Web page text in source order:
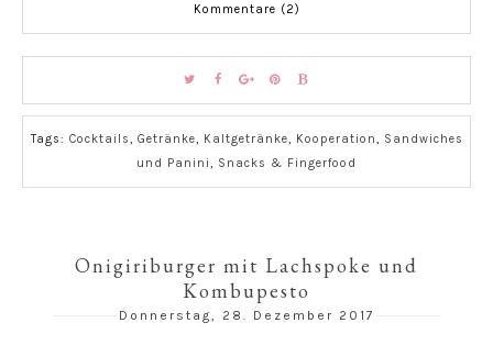
Kommentare (2)
Tags: Cocktails, Getränke, Kaltgetränke, Kooperation, Sandwiches
und Panini, Snacks & Fingerfood
Onigiriburger mit Lachspoke und
Kombupesto
Donnerstag, 28. Dezember 2017